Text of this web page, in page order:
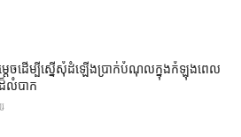
ម្តេចដើម្បីស្នើសុំដំឡើងប្រាក់បំណុលក្នុងកំឡុងពេល
ដ៏លំបាក